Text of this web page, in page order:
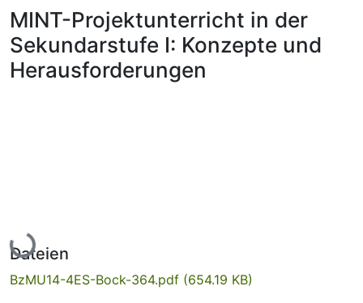
FAQ
Leitlinien
Zurück zur Startseite
MINT-Projektunterricht in der
Sekundarstufe I: Konzepte und
Herausforderungen
Lade...
Dateien
BzMU14-4ES-Bock-364.pdf (654.19 KB)